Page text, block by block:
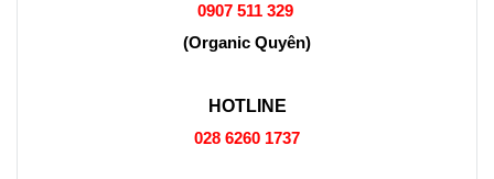
0907 511 329
(Organic Quyên)
HOTLINE
028 6260 1737